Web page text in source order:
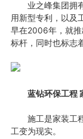
业之峰集团拥
用新型专利
，以及
早在2006年，就推
标杆，同时也标志
蓝钻环保工程
施工是家装工程
工变为现实。